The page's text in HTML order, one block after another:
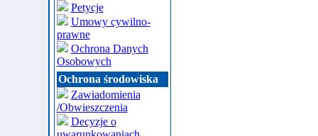
Petycje
Umowy cywilno-
prawne
Ochrona Danych
Osobowych
Ochrona środowiska
Zawiadomienia
/Obwieszczenia
Decyzje o